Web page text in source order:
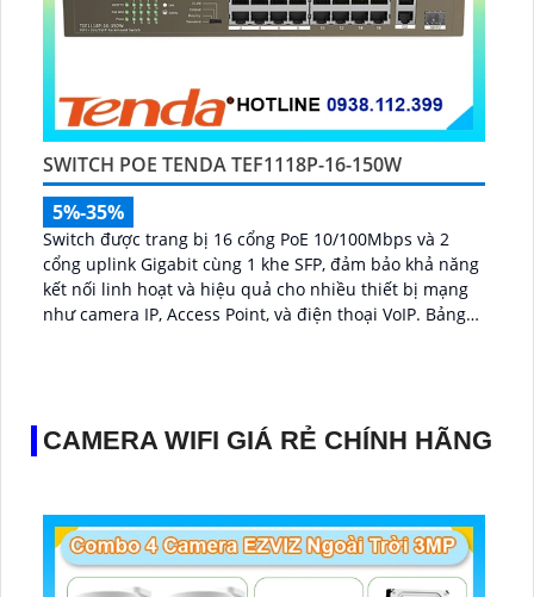
SWITCH POE TENDA TEF1118P-16-150W
5%-35%
Switch được trang bị 16 cổng PoE 10/100Mbps và 2
cổng uplink Gigabit cùng 1 khe SFP, đảm bảo khả năng
kết nối linh hoạt và hiệu quả cho nhiều thiết bị mạng
như camera IP, Access Point, và điện thoại VoIP. Bảng
CAMERA WIFI GIÁ RẺ CHÍNH HÃNG